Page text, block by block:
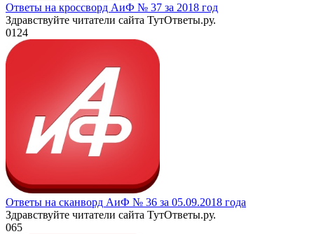
Ответы на кроссворд АиФ № 37 за 2018 год
Здравствуйте читатели сайта ТутОтветы.ру.
0124
Ответы на сканворд АиФ № 36 за 05.09.2018 года
Здравствуйте читатели сайта ТутОтветы.ру.
065